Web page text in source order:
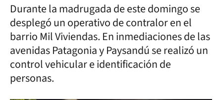
Durante la madrugada de este domingo se
desplegó un operativo de contralor en el
barrio Mil Viviendas. En inmediaciones de las
avenidas Patagonia y Paysandú se realizó un
control vehicular e identificación de
personas.